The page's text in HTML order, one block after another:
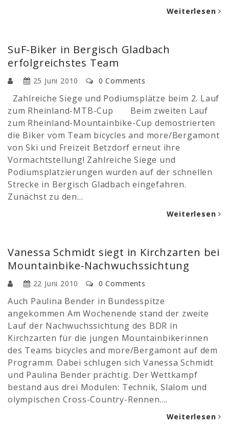
Weiterlesen
SuF-Biker in Bergisch Gladbach
erfolgreichstes Team
25 Juni 2010 0 Comments
Zahlreiche Siege und Podiumsplätze beim 2. Lauf
zum Rheinland-MTB-Cup Beim zweiten Lauf
zum Rheinland-Mountainbike-Cup demostrierten
die Biker vom Team bicycles and more/Bergamont
von Ski und Freizeit Betzdorf erneut ihre
Vormachtstellung! Zahlreiche Siege und
Podiumsplatzierungen wurden auf der schnellen
Strecke in Bergisch Gladbach eingefahren.
Zunächst zu den…
Weiterlesen
Vanessa Schmidt siegt in Kirchzarten bei
Mountainbike-Nachwuchssichtung
22 Juni 2010 0 Comments
Auch Paulina Bender in Bundesspitze
angekommen Am Wochenende stand der zweite
Lauf der Nachwuchssichtung des BDR in
Kirchzarten für die jungen Mountainbikerinnen
des Teams bicycles and more/Bergamont auf dem
Programm. Dabei schlugen sich Vanessa Schmidt
und Paulina Bender prächtig. Der Wettkampf
bestand aus drei Modulen: Technik, Slalom und
olympischen Cross-Country-Rennen….
Weiterlesen